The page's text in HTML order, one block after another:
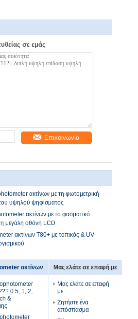
σε εμάς
Επικοινωνία
ακτίνων με τη φωτομετρική
υψηλού ψηφίσματος
ακτίνων με το φασματικό
μεγάλη οθόνη LCD
ακτίνων T80+ με τοπικός & UV
ακτίνων
0.5, 1, 2,
&
Μας ελάτε σε επαφή με
Μας ελάτε σε επαφή
με
Ζητήστε ένα
απόσπασμα